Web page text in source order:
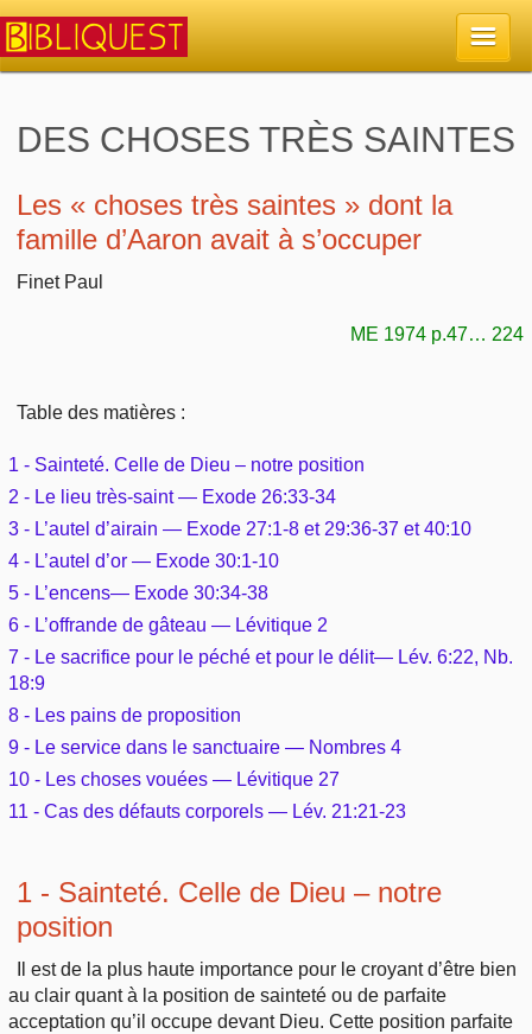
Retour à l'accueil
Librairies, éditeurs
Autres sites chrétiens
Paramètres
Au sujet de la Bible
Études et commentaires par passage
Versets Classés
Lecture Journalière
Sujets
La Bible
L'Évangile, le Salut
Mort, résurrection
L'Église, l'Assemblée
Prophétie
Sanctification
Mariage, famille
Sujets de A à Z
Études et commentaires par passage
Personnages bibliques
Commentaires journaliers
Pour débuter
Rechercher dans le site
Sujets de A à Z
Ouvrages de A à Z
Auteurs de A à Z
Rechercher dans la Bible
Dictionnaires bibliques
En bref
Sommaires
Aperçus Livres de la Bible
Autres FAQ
DES CHOSES TRÈS SAINTES
Les « choses très saintes » dont la
famille d’Aaron avait à s’occuper
Finet Paul
ME 1974 p.47… 224
Table des matières :
1 - Sainteté. Celle de Dieu – notre position
2 - Le lieu très-saint — Exode 26:33-34
3 - L’autel d’airain — Exode 27:1-8 et 29:36-37 et 40:10
4 - L’autel d’or — Exode 30:1-10
5 - L’encens— Exode 30:34-38
6 - L’offrande de gâteau — Lévitique 2
7 - Le sacrifice pour le péché et pour le délit— Lév. 6:22, Nb.
18:9
8 - Les pains de proposition
9 - Le service dans le sanctuaire — Nombres 4
10 - Les choses vouées — Lévitique 27
11 - Cas des défauts corporels — Lév. 21:21-23
1 - Sainteté. Celle de Dieu – notre
position
Il est de la plus haute importance pour le croyant d’être bien
au clair quant à la position de sainteté ou de parfaite
acceptation qu’il occupe devant Dieu. Cette position parfaite